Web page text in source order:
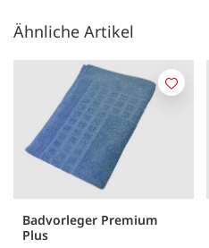
Ähnliche Artikel
Badvorleger Premium
Plus
Merken